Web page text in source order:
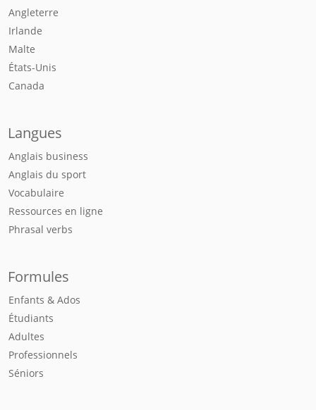
Angleterre
Irlande
Malte
États-Unis
Canada
Langues
Anglais business
Anglais du sport
Vocabulaire
Ressources en ligne
Phrasal verbs
Formules
Enfants & Ados
Étudiants
Adultes
Professionnels
Séniors